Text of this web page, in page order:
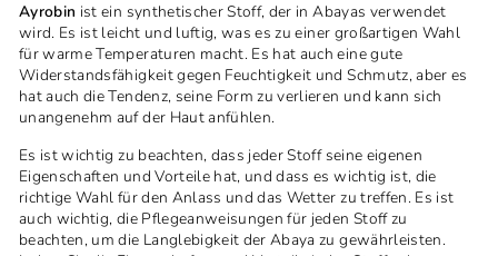
Ayrobin ist ein synthetischer Stoff, der in Abayas verwendet
wird. Es ist leicht und luftig, was es zu einer großartigen Wahl
für warme Temperaturen macht. Es hat auch eine gute
Widerstandsfähigkeit gegen Feuchtigkeit und Schmutz, aber es
hat auch die Tendenz, seine Form zu verlieren und kann sich
unangenehm auf der Haut anfühlen.
Es ist wichtig zu beachten, dass jeder Stoff seine eigenen
Eigenschaften und Vorteile hat, und dass es wichtig ist, die
richtige Wahl für den Anlass und das Wetter zu treffen. Es ist
auch wichtig, die Pflegeanweisungen für jeden Stoff zu
beachten, um die Langlebigkeit der Abaya zu gewährleisten.